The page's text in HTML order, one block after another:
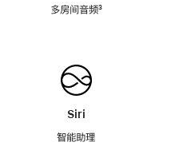
多房间音频脚
³
Siri
智能助理